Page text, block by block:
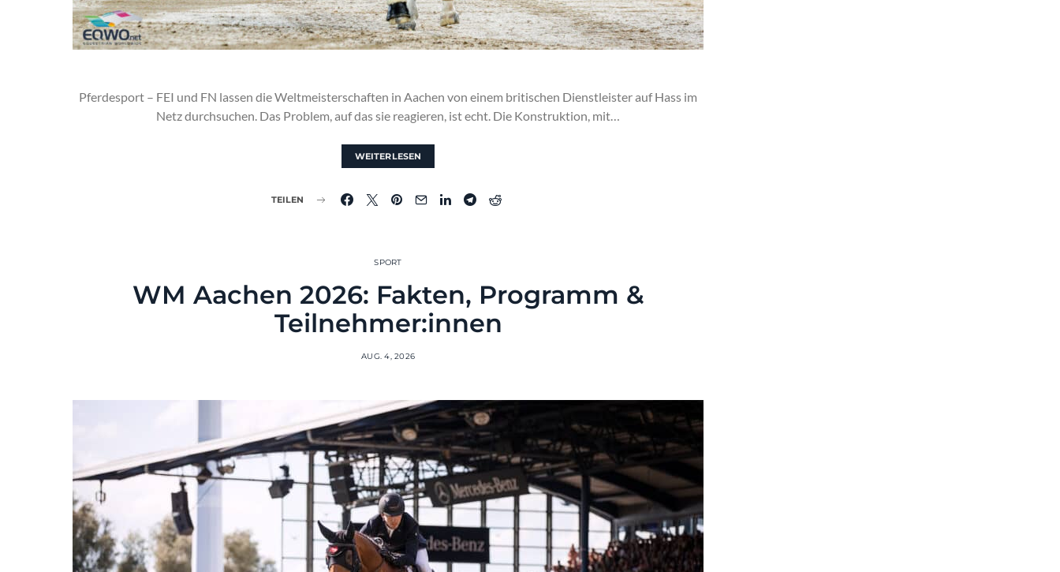
Pferdesport – FEI und FN lassen die Weltmeisterschaften in Aachen von einem britischen Dienstleister auf Hass im
Netz durchsuchen. Das Problem, auf das sie reagieren, ist echt. Die Konstruktion, mit…
WEITERLESEN
TEILEN
SPORT
WM Aachen 2026: Fakten, Programm &
Teilnehmer:innen
AUG. 4, 2026